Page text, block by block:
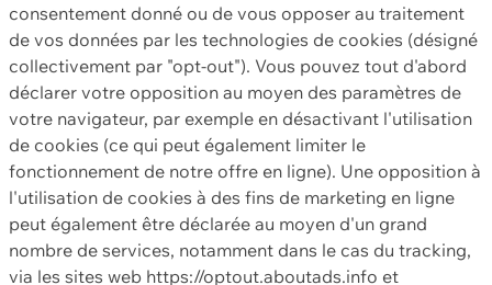
consentement donné ou de vous opposer au traitement
de vos données par les technologies de cookies (désigné
collectivement par "opt-out"). Vous pouvez tout d'abord
déclarer votre opposition au moyen des paramètres de
votre navigateur, par exemple en désactivant l'utilisation
de cookies (ce qui peut également limiter le
fonctionnement de notre offre en ligne). Une opposition à
l'utilisation de cookies à des fins de marketing en ligne
peut également être déclarée au moyen d'un grand
nombre de services, notamment dans le cas du tracking,
via les sites web https://optout.aboutads.info et